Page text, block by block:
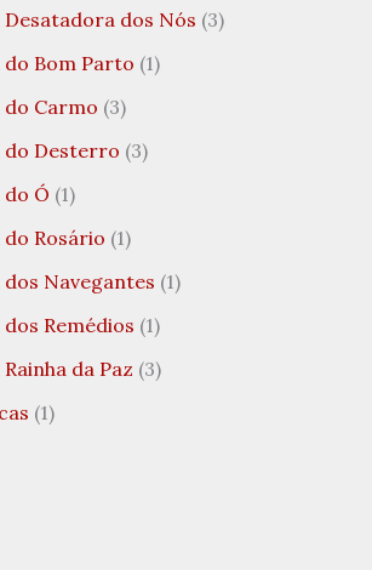
Desatadora dos Nós (3)
do Bom Parto (1)
do Carmo (3)
do Desterro (3)
do Ó (1)
do Rosário (1)
Navegantes (1)
Remédios (1)
da Paz (3)
(1)